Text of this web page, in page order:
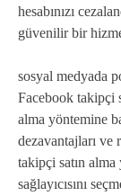
hesabınızı
güvenilir bir
sosyal medyada
Facebook takipçi
alma yöntemine
dezavantajları ve
takipçi satın
sağlayıcısını